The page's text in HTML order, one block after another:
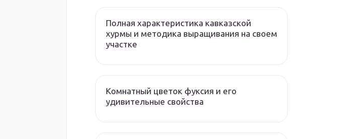
Полная характеристика кавказской
хурмы и методика выращивания на своем
участке
Комнатный цветок фуксия и его
удивительные свойства